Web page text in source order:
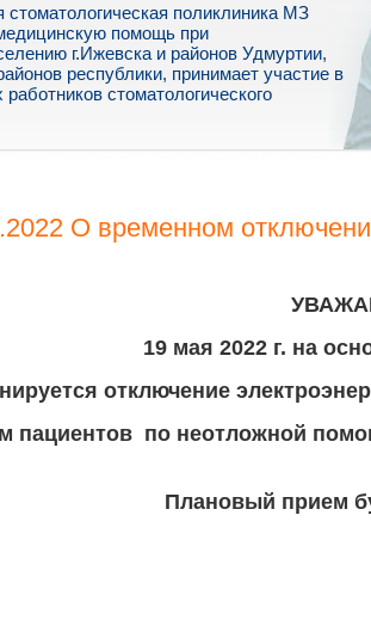
поликлиника МЗ
помощь при
г.Ижевска и районов Удмуртии,
республики, принимает участие в
стоматологического
О временном
19 мая 2022 г. на
отключение
пациентов по неотложной
Плановый прием